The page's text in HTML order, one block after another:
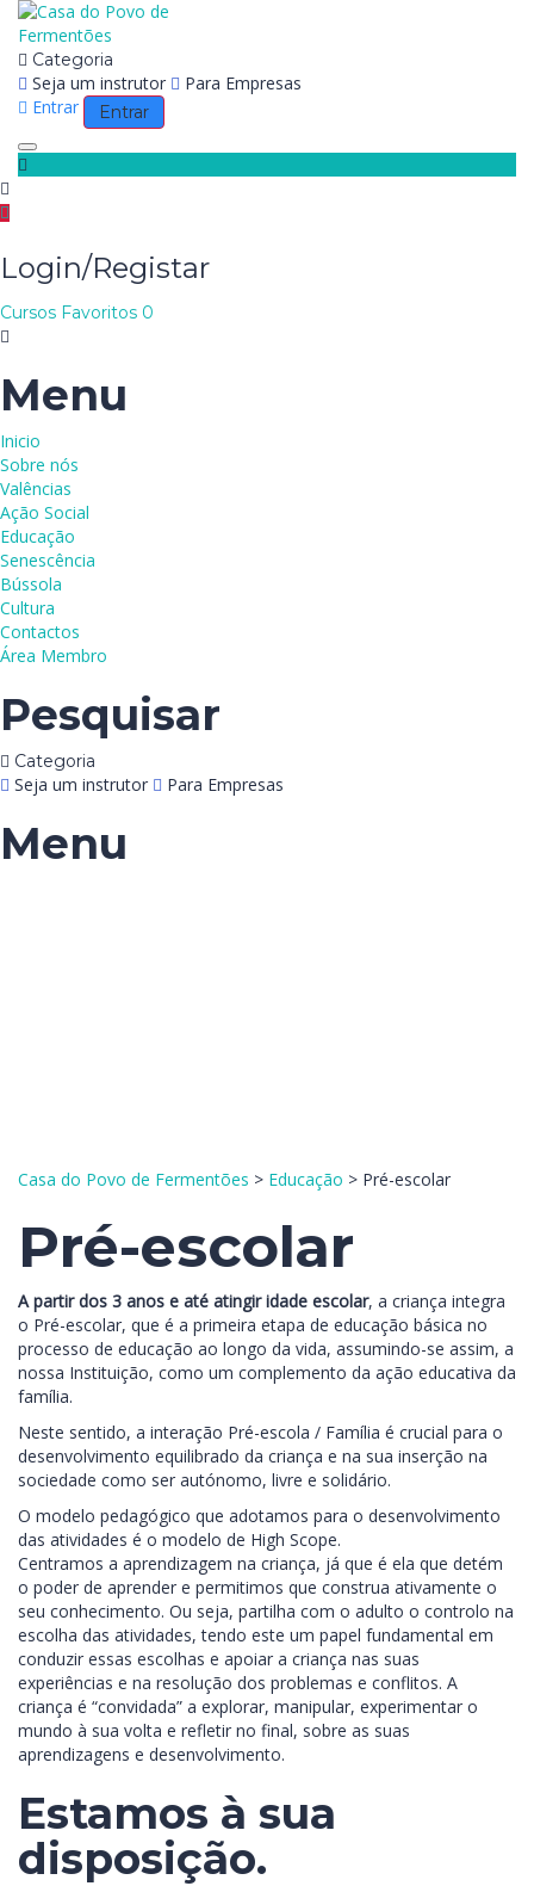
Categoria
Seja um instrutor
Para Empresas
Entrar
Entrar
Toggle navigation
Login/Registar
Cursos Favoritos 0
Menu
Inicio
Sobre nós
Valências
Ação Social
Educação
Senescência
Bússola
Cultura
Contactos
Área Membro
Pesquisar
Categoria
Seja um instrutor Para Empresas
Menu
Casa do Povo de Fermentões > Educação > Pré-escolar
Pré-escolar
A partir dos 3 anos e até atingir idade escolar, a criança integra
o Pré-escolar, que é a primeira etapa de educação básica no
processo de educação ao longo da vida, assumindo-se assim, a
nossa Instituição, como um complemento da ação educativa da
família.
Neste sentido, a interação Pré-escola / Família é crucial para o
desenvolvimento equilibrado da criança e na sua inserção na
sociedade como ser autónomo, livre e solidário.
O modelo pedagógico que adotamos para o desenvolvimento
das atividades é o modelo de High Scope.
Centramos a aprendizagem na criança, já que é ela que detém
o poder de aprender e permitimos que construa ativamente o
seu conhecimento. Ou seja, partilha com o adulto o controlo na
escolha das atividades, tendo este um papel fundamental em
conduzir essas escolhas e apoiar a criança nas suas
experiências e na resolução dos problemas e conflitos. A
criança é “convidada” a explorar, manipular, experimentar o
mundo à sua volta e refletir no final, sobre as suas
aprendizagens e desenvolvimento.
Estamos à sua
disposição.